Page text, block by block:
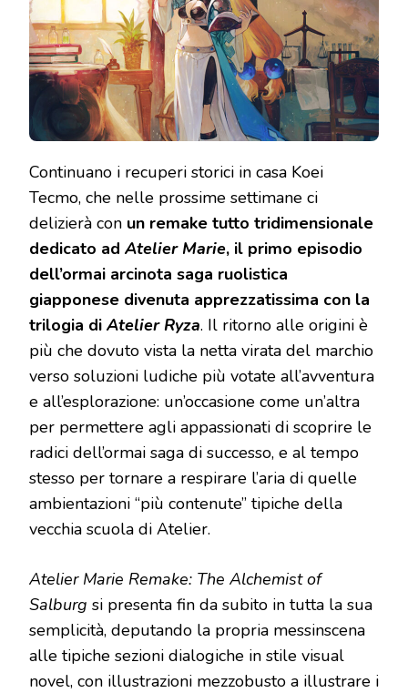
SALBURG
–
LE
PRIME
IMPRESSIONI
Continuano i recuperi storici in casa Koei
Tecmo, che nelle prossime settimane ci
delizierà con un remake tutto tridimensionale
dedicato ad Atelier Marie, il primo episodio
dell’ormai arcinota saga ruolistica
giapponese divenuta apprezzatissima con la
trilogia di Atelier Ryza. Il ritorno alle origini è
più che dovuto vista la netta virata del marchio
verso soluzioni ludiche più votate all’avventura
e all’esplorazione: un’occasione come un’altra
per permettere agli appassionati di scoprire le
radici dell’ormai saga di successo, e al tempo
stesso per tornare a respirare l’aria di quelle
ambientazioni “più contenute” tipiche della
vecchia scuola di Atelier.
Atelier Marie Remake: The Alchemist of
Salburg si presenta fin da subito in tutta la sua
semplicità, deputando la propria messinscena
alle tipiche sezioni dialogiche in stile visual
novel, con illustrazioni mezzobusto a illustrare i